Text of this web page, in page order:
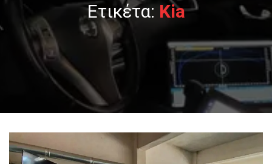
Ετικέτα: Kia